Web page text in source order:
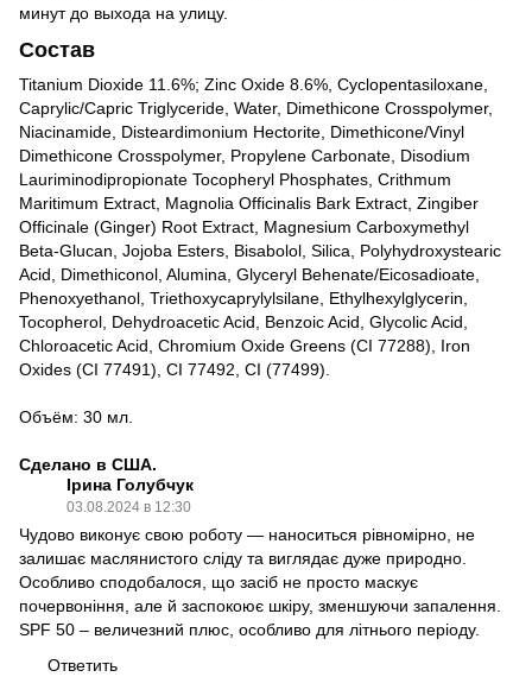
минут до выхода на улицу.
Состав
Titanium Dioxide 11.6%; Zinc Oxide 8.6%, Cyclopentasiloxane,
Caprylic/Capric Triglyceride, Water, Dimethicone Crosspolymer,
Niacinamide, Disteardimonium Hectorite, Dimethicone/Vinyl
Dimethicone Crosspolymer, Propylene Carbonate, Disodium
Lauriminodipropionate Tocopheryl Phosphates, Crithmum
Maritimum Extract, Magnolia Officinalis Bark Extract, Zingiber
Officinale (Ginger) Root Extract, Magnesium Carboxymethyl
Beta-Glucan, Jojoba Esters, Bisabolol, Silica, Polyhydroxystearic
Acid, Dimethiconol, Alumina, Glyceryl Behenate/Eicosadioate,
Phenoxyethanol, Triethoxycaprylylsilane, Ethylhexylglycerin,
Tocopherol, Dehydroacetic Acid, Benzoic Acid, Glycolic Acid,
Chloroacetic Acid, Chromium Oxide Greens (CI 77288), Iron
Oxides (CI 77491), CI 77492, CI (77499).
Объём: 30 мл.
Сделано в США.
Ірина Голубчук
03.08.2024 в 12:30
Чудово виконує свою роботу — наноситься рівномірно, не
залишає маслянистого сліду та виглядає дуже природно.
Особливо сподобалося, що засіб не просто маскує
почервоніння, але й заспокоює шкіру, зменшуючи запалення.
SPF 50 – величезний плюс, особливо для літнього періоду.
Ответить